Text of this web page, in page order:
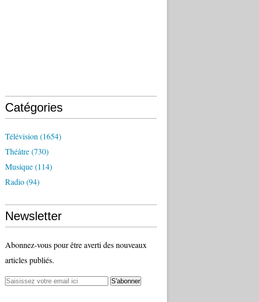
Catégories
Télévision (1654)
Théâtre(730)
Musique(114)
Radio(94)
Newsletter
Abonnez-vous pour être averti des nouveaux
articles publiés.